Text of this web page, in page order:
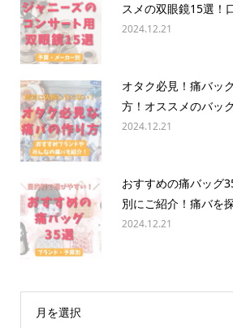
スメの双眼鏡15選！
2024.12.21
オタク必見！痛バッ
方！オススメのバッ
2024.12.21
おすすめの痛バッグ
別にご紹介！痛バを
2024.12.21
月を選択